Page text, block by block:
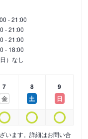
- 21:00
- 21:00
- 21:00
- 18:00
）なし
7
金
8
土
9
日
います。詳細はお問い合